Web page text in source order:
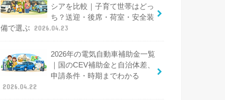
シアを比較｜子育て世帯はどっ
ち？送迎・後席・荷室・安全装
備で選ぶ
2026.04.23
2026年の電気自動車補助金一覧
｜国のCEV補助金と自治体差、
申請条件・時期までわかる
2026.04.22